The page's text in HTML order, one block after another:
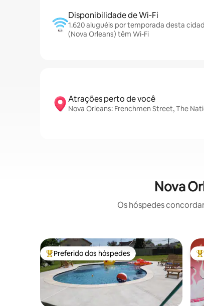
Disponibilidade de Wi-Fi
1.620 aluguéis por temporada desta
(Nova Orleans) têm Wi-Fi
Atrações perto de você
Nova Orleans: Frenchmen Street, The
Nova
Os hóspedes
Entre os melhores preferidos dos hóspedes
Preferido dos hóspedes